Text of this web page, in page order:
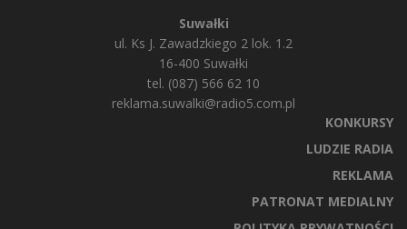
Suwałki
ul. Ks J. Zawadzkiego 2 lok. 1.2
16-400 Suwałki
tel. (087) 566 62 10
reklama.suwalki@radio5.com.pl
KONKURSY
LUDZIE RADIA
REKLAMA
PATRONAT MEDIALNY